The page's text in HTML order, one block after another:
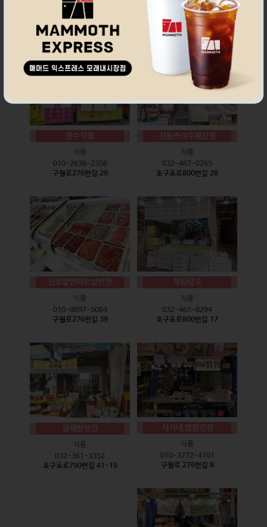
식품
010-9528-3759
구월로276번길 17
식품
032-468-6024
구월로276번길 29
장수식품
식품
010-2638-2358
구월로276번길 29
전통즉석수제강정
식품
032-467-0265
호구포로800번길 28
진로할인마트앞반찬
식품
010-8897-5084
구월로276번길 39
착한탕국
식품
032-465-8294
호구포로800번길 17
형제방앗간
식품
032-361-3352
호구포로790번길 41-19
서기네 말랑강정
식품
010-3772-4101
구월로 276번길 8